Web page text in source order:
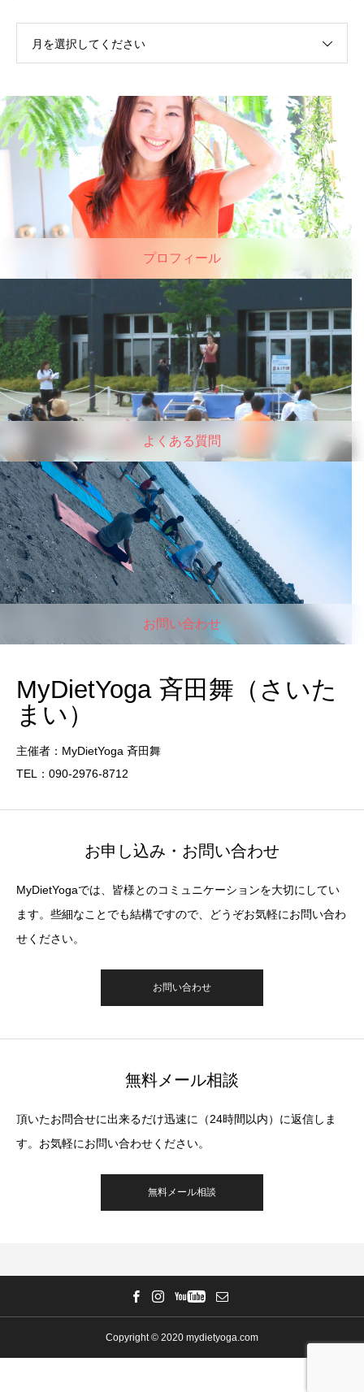
月を選択してください
プロフィール
よくある質問
お問い合わせ
MyDietYoga 斉田舞（さいた
まい）
主催者：MyDietYoga 斉田舞
TEL：090-2976-8712
お申し込み・お問い合わせ
MyDietYogaでは、皆様とのコミュニケーションを大切にしてい
ます。些細なことでも結構ですので、どうぞお気軽にお問い合わ
せください。
お問い合わせ
無料メール相談
頂いたお問合せに出来るだけ迅速に（24時間以内）に返信しま
す。お気軽にお問い合わせください。
無料メール相談
Copyright © 2020 mydietyoga.com
お申し込み